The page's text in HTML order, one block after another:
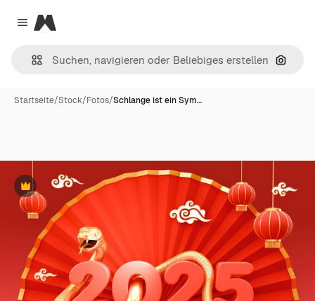
Close menu
Magnific
Nach
Startseite/Stock/Fotos/Schlange ist ein Sym…
Premium